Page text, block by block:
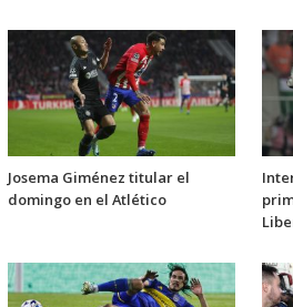
Josema Giménez titular el
domingo en el Atlético